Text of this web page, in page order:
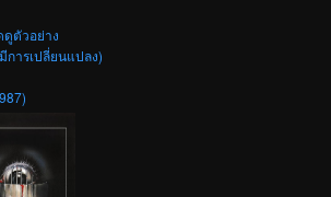
ดูตัวอย่าง
การเปลี่ยนแปลง)